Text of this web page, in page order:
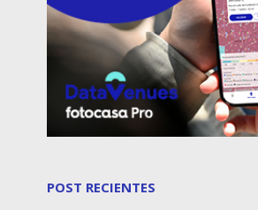
POST RECIENTES